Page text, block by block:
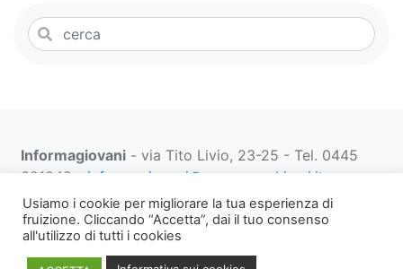
Informagiovani - via Tito Livio, 23-25 - Tel. 0445
691249 - informagiovani@comune.schio.vi.it
prenotazionifaberbox@comune.schio.vi.it0445 691
452 dal lunedì al venerdì dalle 13:00 alle 18:00
Note WEB PRIVACY E
Usiamo i cookie per migliorare la tua esperienza di
fruizione. Cliccando “Accetta”, dai il tuo consenso
all'utilizzo di tutti i cookies